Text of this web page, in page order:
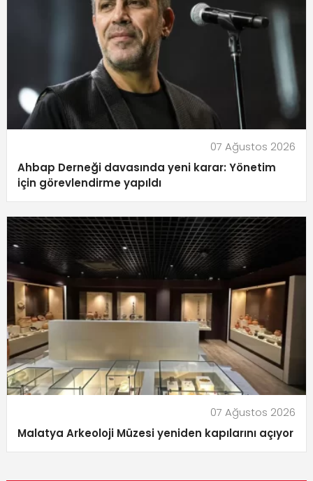
07 Ağustos 2026
Ahbap Derneği davasında yeni karar: Yönetim
için görevlendirme yapıldı
07 Ağustos 2026
Malatya Arkeoloji Müzesi yeniden kapılarını açıyor